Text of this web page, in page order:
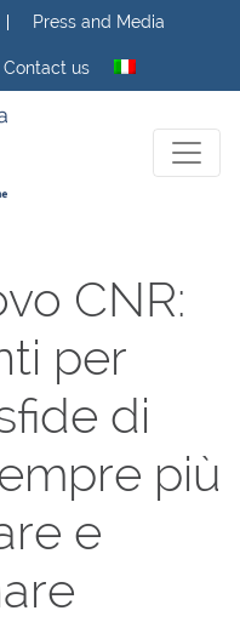
Press and Media
Contact us
CNR:
per
di
più
e